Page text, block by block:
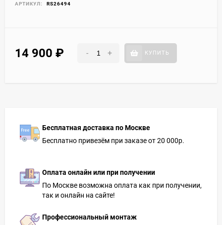
АРТИКУЛ: RS26494
14 900 - + КУПИТЬ
Бесплатная доставка по Москве
Бесплатно привезём при заказе от 20 000р.
Оплата онлайн или при получении
По Москве возможна оплата как при получении,
так и онлайн на сайте!
Профессиональный монтаж